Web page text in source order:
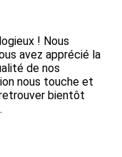
! Nous
avez apprécié la
de nos
nous touche et
bientôt